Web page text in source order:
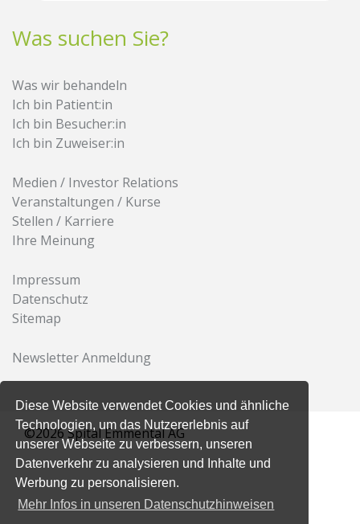
Diese Website verwendet Cookies und ähnliche
Technologien, um das Nutzererlebnis auf
unserer Webseite zu verbessern, unseren
Datenverkehr zu analysieren und Inhalte und
Werbung zu personalisieren.
Mehr Infos in unseren Datenschutzhinweisen
Was suchen Sie?
Was wir behandeln
Ich bin Patient:in
Ich bin Besucher:in
Ich bin Zuweiser:in
Medien / Investor Relations
Veranstaltungen / Kurse
Stellen / Karriere
Ihre Meinung
Impressum
Datenschutz
Sitemap
Newsletter Anmeldung
©2026 Spital Emmental AG